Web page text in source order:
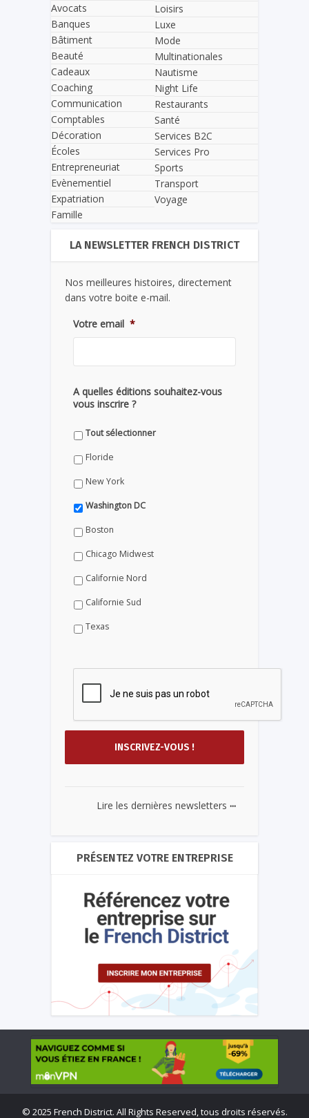
Avocats
Banques
Bâtiment
Beauté
Cadeaux
Coaching
Communication
Comptables
Décoration
Écoles
Entrepreneuriat
Evènementiel
Expatriation
Famille
Loisirs
Luxe
Mode
Multinationales
Nautisme
Night Life
Restaurants
Santé
Services B2C
Services Pro
Sports
Transport
Voyage
LA NEWSLETTER FRENCH DISTRICT
Nos meilleures histoires, directement
dans votre boite e-mail.
Votre email *
A quelles éditions souhaitez-vous
vous inscrire ?
Tout sélectionner
Floride
New York
Washington DC
Boston
Chicago Midwest
Californie Nord
Californie Sud
Texas
Lire les dernières newsletters ...
PRÉSENTEZ VOTRE ENTREPRISE
© 2025 French District. All Rights Reserved, tous droits réservés.